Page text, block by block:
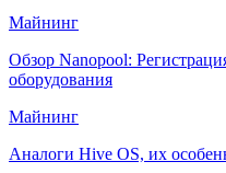
Майнинг
Обзор Nanopool:
оборудования
Майнинг
Аналоги Hive OS, их